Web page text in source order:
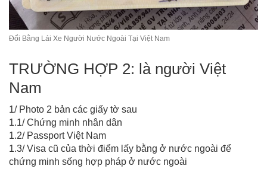
Đổi Bằng Lái Xe Người Nước Ngoài Tại Việt Nam
TRƯỜNG HỢP 2: là người Việt
Nam
1/ Photo 2 bản các giấy tờ sau
1.1/ Chứng minh nhân dân
1.2/ Passport Việt Nam
1.3/ Visa cũ của thời điểm lấy bằng ở nước ngoài để
chứng minh sống hợp pháp ở nước ngoài